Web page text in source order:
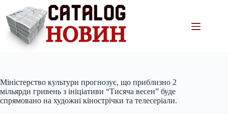
вмісту
Міністерство культури прогнозує, що приблизно 2
мільярди гривень з ініціативи “Тисяча весен” буде
спрямовано на художні кінострічки та телесеріали.